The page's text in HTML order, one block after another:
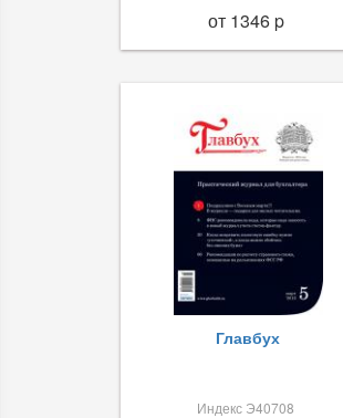
от 1346 p
Главбух
Индекс Э40708